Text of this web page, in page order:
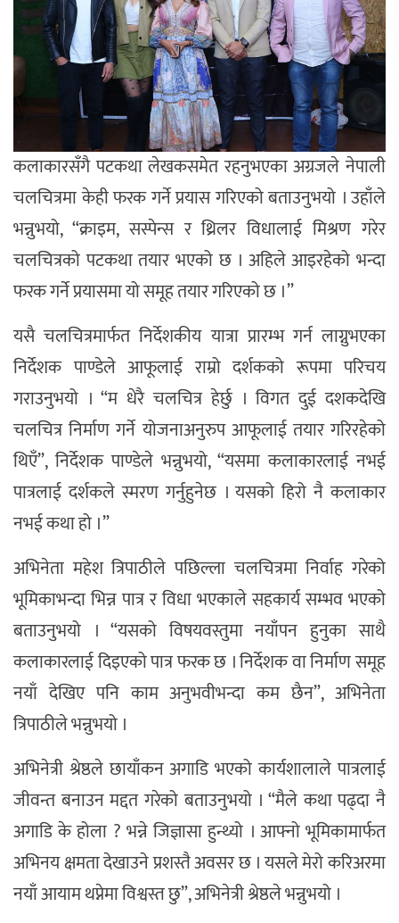
कलाकारसँगै पटकथा लेखकसमेत रहनुभएका अग्रजले नेपाली
चलचित्रमा केही फरक गर्ने प्रयास गरिएको बताउनुभयो । उहाँले
भन्नुभयो, “क्राइम, सस्पेन्स र थ्रिलर विधालाई मिश्रण गरेर
चलचित्रको पटकथा तयार भएको छ । अहिले आइरहेको भन्दा
फरक गर्ने प्रयासमा यो समूह तयार गरिएको छ ।”
यसै चलचित्रमार्फत निर्देशकीय यात्रा प्रारम्भ गर्न लाग्नुभएका
निर्देशक पाण्डेले आफूलाई राम्रो दर्शकको रूपमा परिचय
गराउनुभयो । “म धेरै चलचित्र हेर्छु । विगत दुई दशकदेखि
चलचित्र निर्माण गर्ने योजनाअनुरुप आफूलाई तयार गरिरहेको
थिएँ”, निर्देशक पाण्डेले भन्नुभयो, “यसमा कलाकारलाई नभई
पात्रलाई दर्शकले स्मरण गर्नुहुनेछ । यसको हिरो नै कलाकार
नभई कथा हो ।”
अभिनेता महेश त्रिपाठीले पछिल्ला चलचित्रमा निर्वाह गरेको
भूमिकाभन्दा भिन्न पात्र र विधा भएकाले सहकार्य सम्भव भएको
बताउनुभयो । “यसको विषयवस्तुमा नयाँपन हुनुका साथै
कलाकारलाई दिइएको पात्र फरक छ । निर्देशक वा निर्माण समूह
नयाँ देखिए पनि काम अनुभवीभन्दा कम छैन”, अभिनेता
त्रिपाठीले भन्नुभयो ।
अभिनेत्री श्रेष्ठले छायाँकन अगाडि भएको कार्यशालाले पात्रलाई
जीवन्त बनाउन मद्दत गरेको बताउनुभयो । “मैले कथा पढ्दा नै
अगाडि के होला ? भन्ने जिज्ञासा हुन्थ्यो । आफ्नो भूमिकामार्फत
अभिनय क्षमता देखाउने प्रशस्तै अवसर छ । यसले मेरो करिअरमा
नयाँ आयाम थप्नेमा विश्वस्त छु”, अभिनेत्री श्रेष्ठले भन्नुभयो ।